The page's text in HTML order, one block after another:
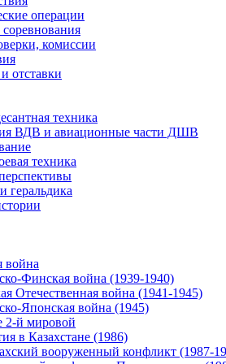
операции
комиссии
отставки
техника
ВДВ и авиационные части ДШВ
техника
геральдика
война
Финская война (1939-1940)
Отечественная война (1941-1945)
Японская война (1945)
2-й мировой
в Казахстане (1986)
вооруженный конфликт (1987-